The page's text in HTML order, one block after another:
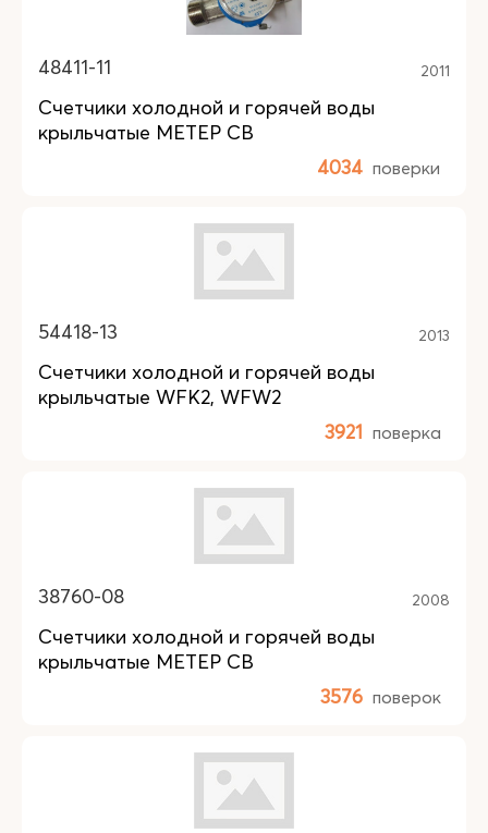
48411-11 2011
Счетчики холодной и горячей воды
крыльчатые МЕТЕР СВ
4034 поверки
54418-13 2013
Счетчики холодной и горячей воды
крыльчатые WFK2, WFW2
3921 поверка
38760-08 2008
Счетчики холодной и горячей воды
крыльчатые МЕТЕР СВ
3576 поверок